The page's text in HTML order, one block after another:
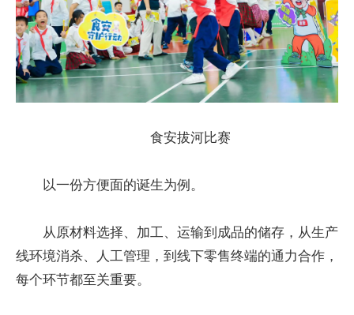
食安拔河比赛
以一份方便面的诞生为例。
从原材料选择、加工、运输到成品的储存，从生产
线环境消杀、人工管理，到线下零售终端的通力合作，
每个环节都至关重要。